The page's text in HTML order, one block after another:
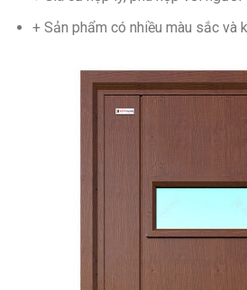
+ Sản phẩm có nhiều màu sắc và